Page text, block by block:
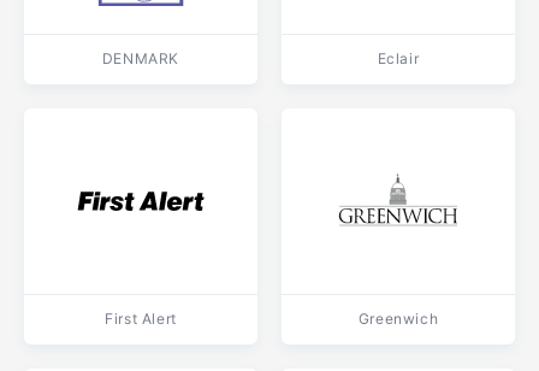
DENMARK Eclair
First Alert Greenwich